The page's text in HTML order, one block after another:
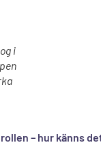
i
– hur känns